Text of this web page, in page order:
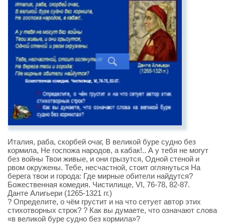
Италия, раба, скорбей очаг, В великой буре судно без
кормила, Не госпожа народов, а кабак!.. А у тебя не могут
без войны Твои живые, и они грызутся, Одной стеной и
рвом окружены. Тебе, несчастной, стоит оглянуться На
берега твои и города: Где мирные обители найдутся?
Божественная комедия. Чистилище, VI, 76-78, 82-87.
Данте Алигьери (1265-1321 гг.)
? Определите, о чём грустит и на что сетует автор этих
стихотворных строк? ? Как вы думаете, что означают слова
«в великой буре судно без кормила»?